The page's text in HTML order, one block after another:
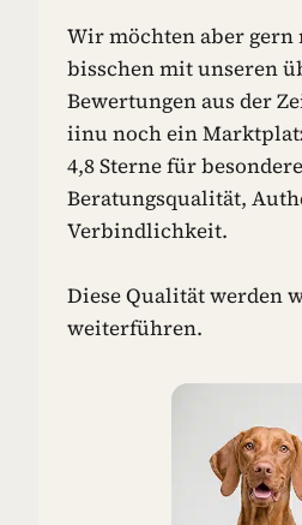
E
N
I
D
E
E
N
F
R
E
N
H
Wir möchten aber gern
bisschen mit unseren
Bewertungen aus der
iinu noch ein
4,8 Sterne für besondere
Beratungsqualität,
Verbindlichkeit.
Diese Qualität werden
weiterführen.